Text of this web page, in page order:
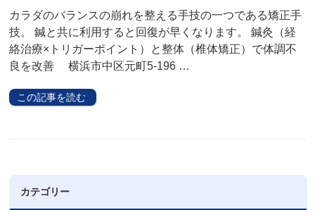
カラダのバランスの崩れを整える手技の一つである矯正手
技。 鍼と共に利用すると回復が早くなります。 鍼灸（経
絡治療×トリガーポイント）と整体（椎体矯正）で体調不
良を改善 横浜市中区元町5-196 …
この記事を読む
カテゴリー